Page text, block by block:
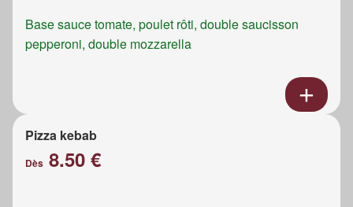
Base sauce tomate, poulet rôti, double saucisson
pepperoni, double mozzarella
Pizza kebab
Dès 8.50 €